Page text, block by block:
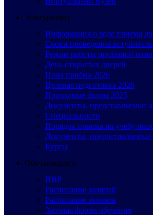
Абитуриенту
Информация о ходе приема
Сроки проведения
Режим работы приёмной
День открытых дверей
План приёма 2026
Целевая подготовка 2026
Проходные баллы 2025
Документы, представляемые
Специальности
Порядок приема на учебу
Документы,
Курсы
Обучающимся
ПВР
Расписание занятий
Расписание звонков
Заочная форма обучения